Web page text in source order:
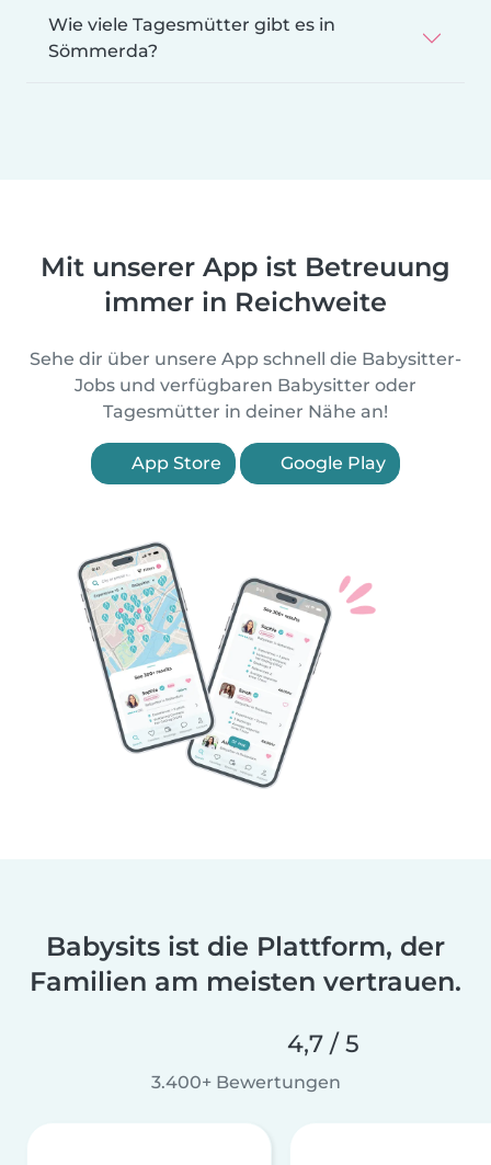
Wie viele Tagesmütter gibt es in
Sömmerda?
Mit unserer App ist Betreuung
immer in Reichweite
Sehe dir über unsere App schnell die Babysitter-
Jobs und verfügbaren Babysitter oder
Tagesmütter in deiner Nähe an!
App Store Google Play
Babysits ist die Plattform, der
Familien am meisten vertrauen.
4,7 / 5
3.400+ Bewertungen